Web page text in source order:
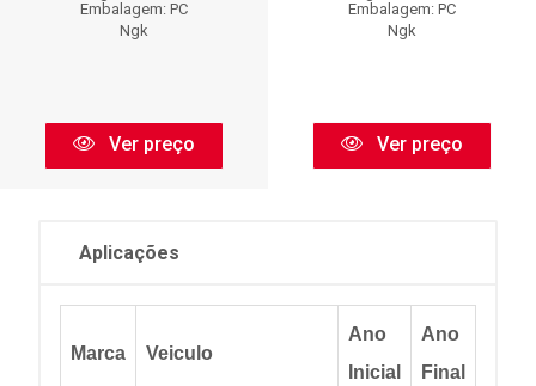
Embalagem: PC
Ngk
Ver preço
Embalagem: PC
Ngk
Ver preço
Aplicações
Marca Veiculo
Ano
Inicial
Ano
Final